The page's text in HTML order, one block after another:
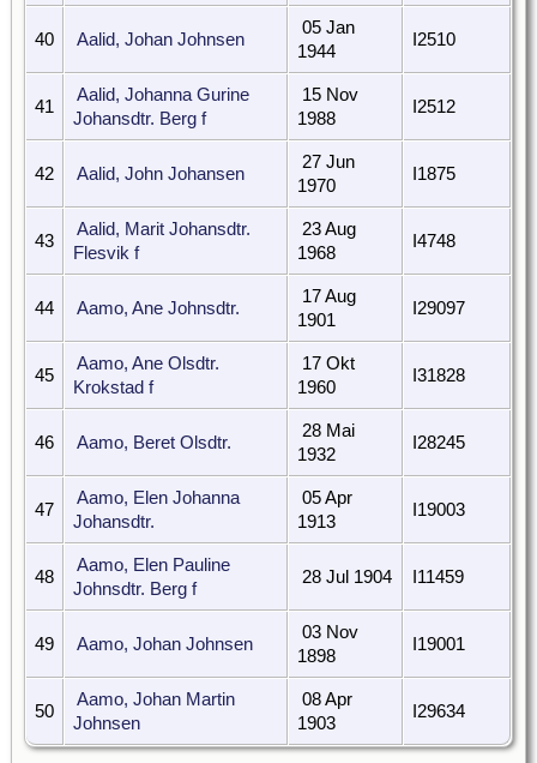
40 Aalid, Johan Johnsen
05 Jan
1944
I2510
41
Aalid, Johanna Gurine
Johansdtr. Berg f
15 Nov
1988
I2512
42 Aalid, John Johansen
27 Jun
1970
I1875
43
Aalid, Marit Johansdtr.
Flesvik f
23 Aug
1968
I4748
44 Aamo, Ane Johnsdtr.
17 Aug
1901
I29097
45
Aamo, Ane Olsdtr.
Krokstad f
17 Okt
1960
I31828
46 Aamo, Beret Olsdtr.
28 Mai
1932
I28245
47
Aamo, Elen Johanna
Johansdtr.
05 Apr
1913
I19003
48
Aamo, Elen Pauline
Johnsdtr. Berg f
28 Jul 1904 I11459
49 Aamo, Johan Johnsen
03 Nov
1898
I19001
50
Aamo, Johan Martin
Johnsen
08 Apr
1903
I29634